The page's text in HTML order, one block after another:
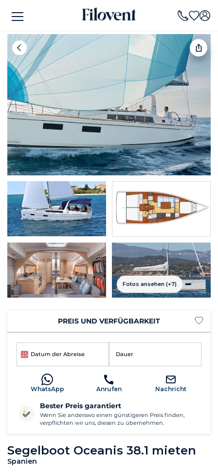
Fotos ansehen (+7)
Segelboot Oceanis 38.1 mieten
Spanien
PREIS UND VERFÜGBARKEIT
Datum der Abreise Dauer
WhatsApp Anrufen Nachricht
Bester Preis garantiert
Wenn Sie anderswo einen günstigeren Preis finden,
verpflichten wir uns, diesen zu übernehmen.